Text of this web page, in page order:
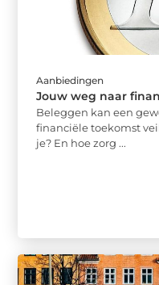
Aanbiedingen
Jouw weg naar
Beleggen kan een
financiële toekomst
je? En hoe zorg ...